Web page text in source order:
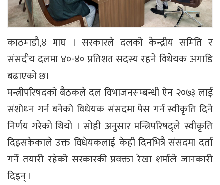
काठमाडौ,४ माघ । सरकारले दलको केन्द्रीय समिति र
संसदीय दलमा ४०-४० प्रतिशत सदस्य रहने विधेयक अगाडि
बढाएको छ।
मन्त्रीपरिषदको बैठकले दल विभाजनसम्बन्धी ऐन २०७३ लाई
संशोधन गर्न बनेको विधेयक संसदमा पेस गर्न स्वीकृति दिने
निर्णय गरेको थियो । सोही अनुसार मन्त्रिपरिषद्ले स्वीकृति
दिइसकेकाले उक्त विधेयकलाई केही दिनभित्रै संसदमा दर्ता
गर्ने तयारी रहेको सरकारकी प्रवक्ता रेखा शर्माले जानकारी
दिइन् ।